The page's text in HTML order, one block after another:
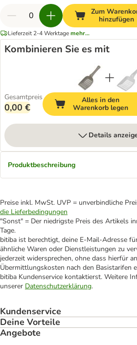
Zum
hinzufügen
Lieferzeit 2-4 Werktagemehr...
Kombinieren Sie es mit
Gesamtpreis
0,00 €
Alles in den
Warenkorb legen
Details
Produktbeschreibung
Preise inkl. MwSt. UVP = unverbindliche
die Lieferbedingungen
"Sonst" = Der niedrigste Preis des Artikels
Tage.
bitiba ist berechtigt, deine E-Mail-Adresse
ähnliche Waren oder Dienstleistungen zu
jederzeit widersprechen, ohne dass hierfür
Übermittlungskosten nach den Basistarifen
bitiba Kundenservice kontaktierst. Weitere
unserer Datenschutzerklärung.
Kundenservice
Deine Vorteile
Angebote